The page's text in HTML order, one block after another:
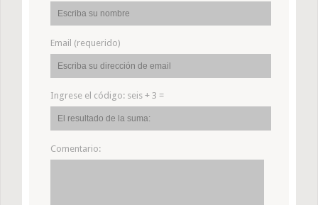
Email (requerido)
Ingrese el código: seis + 3 =
Comentario: